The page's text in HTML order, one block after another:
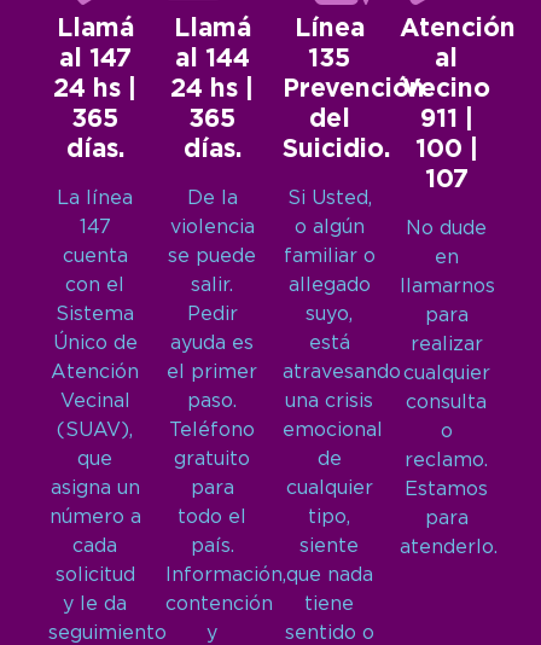
Llamá
al 147
24 hs |
365
días.
La línea
147
cuenta
con el
Sistema
Único de
Atención
Vecinal
(SUAV),
que
asigna un
número a
cada
solicitud
y le da
seguimiento
Llamá
al 144
24 hs |
365
días.
De la
violencia
se puede
salir.
Pedir
ayuda es
el primer
paso.
Teléfono
gratuito
para
todo el
país.
Información,
contención
y
Línea
135
Prevención
del
Suicidio.
Si Usted,
o algún
familiar o
allegado
suyo,
está
atravesando
una crisis
emocional
de
cualquier
tipo,
siente
que nada
tiene
sentido o
Atención
al
Vecino
911 |
100 |
107
No dude
en
llamarnos
para
realizar
cualquier
consulta
o
reclamo.
Estamos
para
atenderlo.